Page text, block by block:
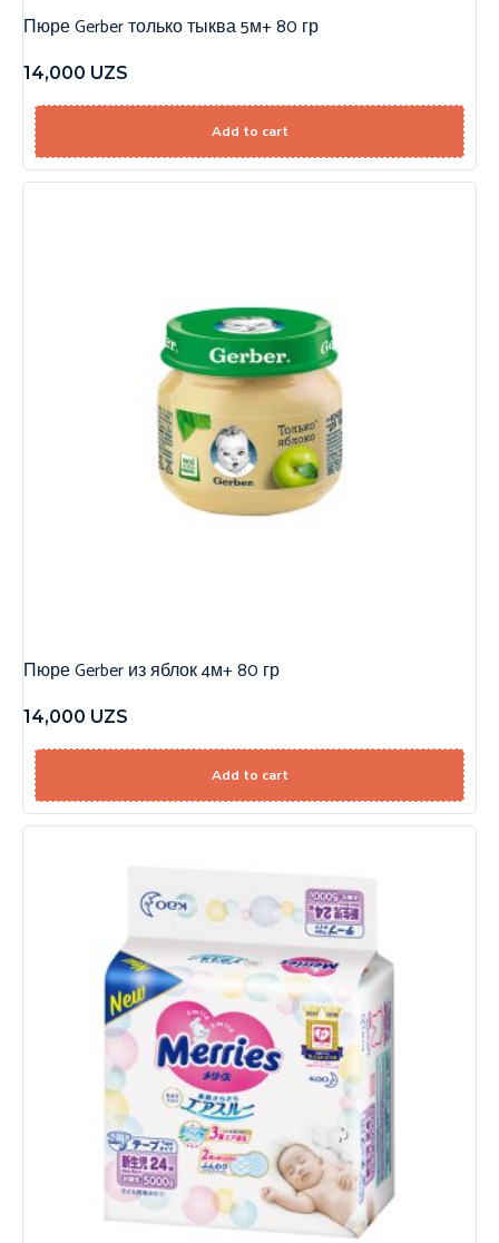
Пюре Gerber только тыква 5м+ 80 гр
14,000 UZS
Add to cart
Пюре Gerber из яблок 4м+ 80 гр
14,000 UZS
Add to cart